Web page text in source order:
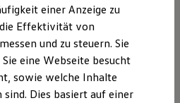
R Experience
einer Anzeige zu
Effektivität von
und zu steuern. Sie
eine Webseite besucht
sowie welche Inhalte
Dies basiert auf einer